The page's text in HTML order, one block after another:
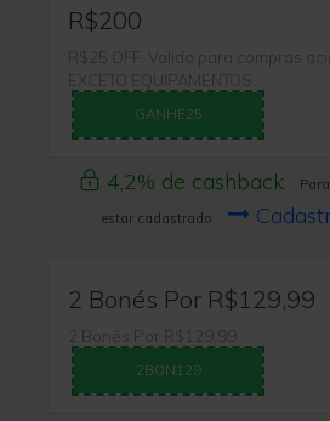
R$200
R$25 OFF. Valido para compras
EXCETO EQUIPAMENTOS.
GANHE25
4,2% de cashback
estar cadastrado
2 Bonés Por R$129,99
2 Bonés Por R$129,99
2BON129